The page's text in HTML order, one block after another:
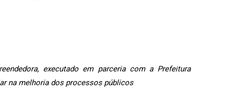
executado em parceria com a Prefeitura
na melhoria dos processos públicos